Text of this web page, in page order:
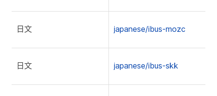
日文 japanese/ibus-mozc
日文 japanese/ibus-skk